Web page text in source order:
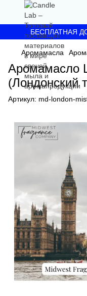
БЕСПЛАТНАЯ
Аромамасла
Аромамасло
(Лондонский
Артикул: md-london-